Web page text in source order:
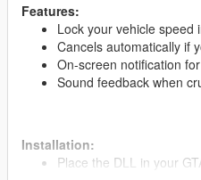
Features:
Lock your vehicle speed
Cancels automatically if
On-screen notification
Sound feedback when
Installation:
Place the DLL in your